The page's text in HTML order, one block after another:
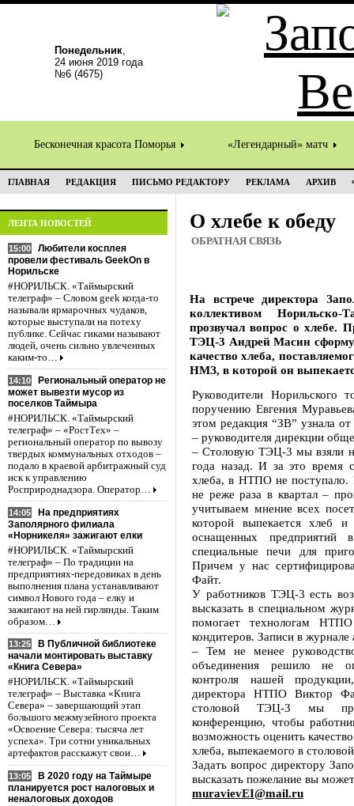
Понедельник,
24 июня 2019 года
№6 (4675)
Бесконечная красота Поморья «Легендарный» матч
ГЛАВНАЯ РЕДАКЦИЯ ПИСЬМО РЕДАКТОРУ РЕКЛАМА АРХИВ
ЛЕНТА НОВОСТЕЙ
15:00
Любители косплея
провели фестиваль GeekOn в
Норильске
#НОРИЛЬСК. «Таймырский
телеграф» – Словом geek когда-то
называли ярмарочных чудаков,
которые выступали на потеху
публике. Сейчас гиками называют
людей, очень сильно увлеченных
каким-то…
14:10
Региональный оператор не
может вывезти мусор из
поселков Таймыра
#НОРИЛЬСК. «Таймырский
телеграф» – «РостТех» –
региональный оператор по вывозу
твердых коммунальных отходов –
подало в краевой арбитражный суд
иск к управлению
Росприроднадзора. Оператор…
14:05
На предприятиях
Заполярного филиала
«Норникеля» зажигают елки
#НОРИЛЬСК. «Таймырский
телеграф» – По традиции на
предприятиях-передовиках в день
выполнения плана устанавливают
символ Нового года – елку и
зажигают на ней гирлянды. Таким
образом…
13:25
В Публичной библиотеке
начали монтировать выставку
«Книга Севера»
#НОРИЛЬСК. «Таймырский
телеграф» – Выставка «Книга
Севера» – завершающий этап
большого межмузейного проекта
«Освоение Севера: тысяча лет
успеха». Три сотни уникальных
артефактов расскажут свои…
13:05
В 2020 году на Таймыре
планируется рост налоговых и
неналоговых доходов
О хлебе к обеду
ОБРАТНАЯ СВЯЗЬ
На встрече директора
коллективом Норильско-
прозвучал вопрос о хлебе.
ТЭЦ-3 Андрей Масин
качество хлеба,
НМЗ, в которой он
Руководители Норильского
поручению Евгения
этом редакция “ЗВ” узнала
– руководителя дирекции
– Столовую ТЭЦ-3 мы взяли
года назад. И за это время
хлеба, в НТПО не поступало.
не реже раза в квартал –
учитываем мнение всех
которой выпекается
оснащенных предприятий
специальные печи для
Причем у нас
Файт.
У работников ТЭЦ-3 есть
высказать в специальном
помогает технологам
кондитеров. Записи в
– Тем не менее руководство
объединения решило не
контроля нашей
директора НТПО Виктор
столовой ТЭЦ-3 мы
конференцию, чтобы
возможность оценить
хлеба, выпекаемого в
Задать вопрос директору
высказать пожелание вы
muravievEI@mail.ru